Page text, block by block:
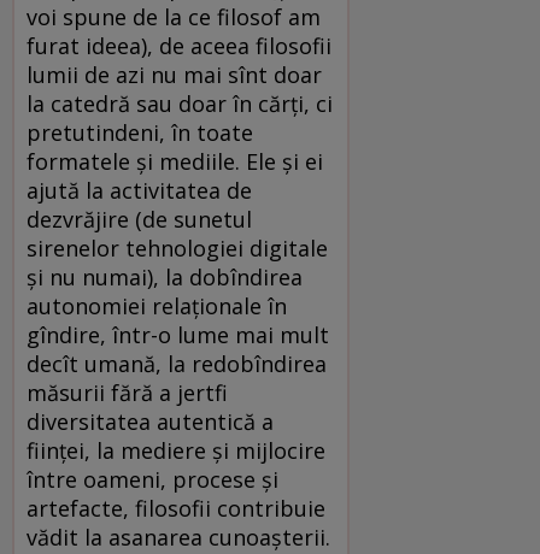
voi spune de la ce filosof am
furat ideea), de aceea filosofii
lumii de azi nu mai sînt doar
la catedră sau doar în cărți, ci
pretutindeni, în toate
formatele și mediile. Ele și ei
ajută la activitatea de
dezvrăjire (de sunetul
sirenelor tehnologiei digitale
și nu numai), la dobîndirea
autonomiei relaționale în
gîndire, într-o lume mai mult
decît umană, la redobîndirea
măsurii fără a jertfi
diversitatea autentică a
ființei, la mediere și mijlocire
între oameni, procese și
artefacte, filosofii contribuie
vădit la asanarea cunoașterii.